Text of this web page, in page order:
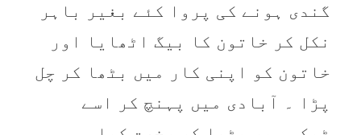
گندی ہونے کی پروا کئے بغیر باہر
نکل کر خاتون کا بیگ اٹھایا اور
خاتون کو اپنی کار میں بٹھا کر چل
پڑا ۔ آبادی میں پہنچ کر اسے